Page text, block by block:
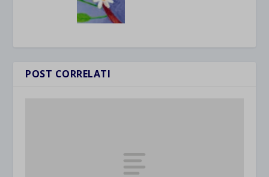
POST CORRELATI